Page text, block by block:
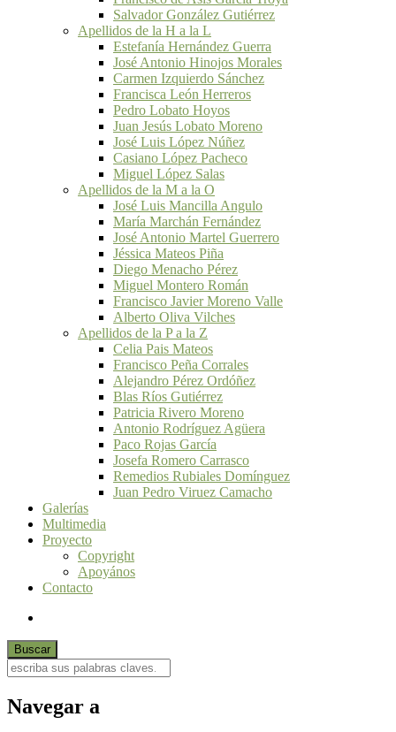
Salvador González Gutiérrez
Apellidos de la H a la L
Estefanía Hernández Guerra
José Antonio Hinojos Morales
Carmen Izquierdo Sánchez
Francisca León Herreros
Pedro Lobato Hoyos
Juan Jesús Lobato Moreno
José Luis López Núñez
Casiano López Pacheco
Miguel López Salas
Apellidos de la M a la O
José Luis Mancilla Angulo
María Marchán Fernández
José Antonio Martel Guerrero
Jéssica Mateos Piña
Diego Menacho Pérez
Miguel Montero Román
Francisco Javier Moreno Valle
Alberto Oliva Vilches
Apellidos de la P a la Z
Celia Pais Mateos
Francisco Peña Corrales
Alejandro Pérez Ordóñez
Blas Ríos Gutiérrez
Patricia Rivero Moreno
Antonio Rodríguez Agüera
Paco Rojas García
Josefa Romero Carrasco
Remedios Rubiales Domínguez
Juan Pedro Viruez Camacho
Galerías
Multimedia
Proyecto
Copyright
Apoyános
Contacto
Navegar a